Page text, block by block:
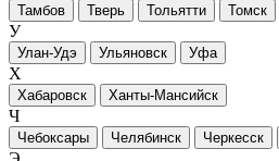
Тамбов Тверь Тольятти Томск
У
Улан-Удэ Ульяновск Уфа
Х
Хабаровск Ханты-Мансийск
Ч
Чебоксары Челябинск Черкесск